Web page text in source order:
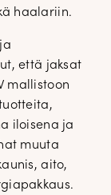
haalariin.
että jaksat
mallistoon
iloisena ja
muuta
aito,